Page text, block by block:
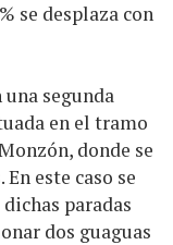
se desplaza con
segunda
en el tramo
donde se
este caso se
paradas
dos guaguas